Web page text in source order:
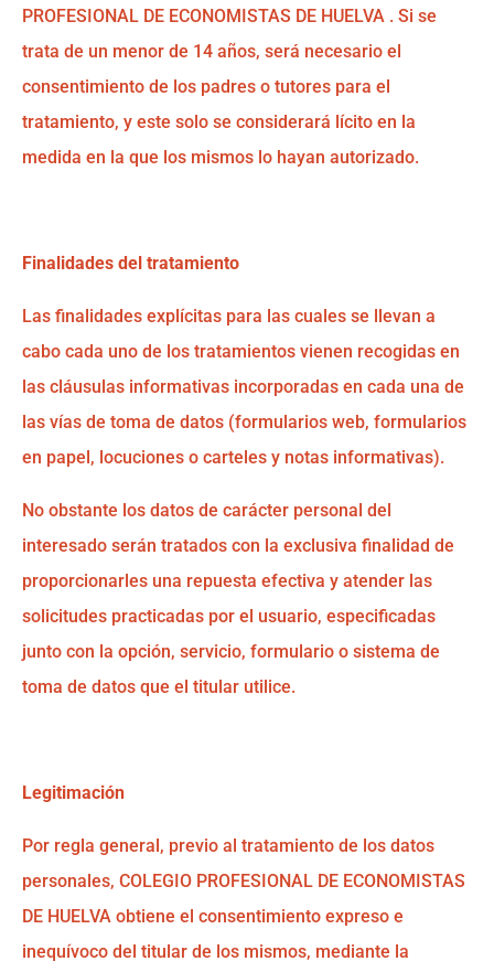
PROFESIONAL DE ECONOMISTAS DE HUELVA . Si se
trata de un menor de 14 años, será necesario el
consentimiento de los padres o tutores para el
tratamiento, y este solo se considerará lícito en la
medida en la que los mismos lo hayan autorizado.
Finalidades del tratamiento
Las finalidades explícitas para las cuales se llevan a
cabo cada uno de los tratamientos vienen recogidas en
las cláusulas informativas incorporadas en cada una de
las vías de toma de datos (formularios web, formularios
en papel, locuciones o carteles y notas informativas).
No obstante los datos de carácter personal del
interesado serán tratados con la exclusiva finalidad de
proporcionarles una repuesta efectiva y atender las
solicitudes practicadas por el usuario, especificadas
junto con la opción, servicio, formulario o sistema de
toma de datos que el titular utilice.
Legitimación
Por regla general, previo al tratamiento de los datos
personales, COLEGIO PROFESIONAL DE ECONOMISTAS
DE HUELVA obtiene el consentimiento expreso e
inequívoco del titular de los mismos, mediante la